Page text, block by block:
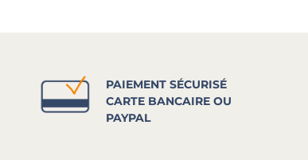
PAIEMENT SÉCURISÉ
CARTE BANCAIRE OU
PAYPAL